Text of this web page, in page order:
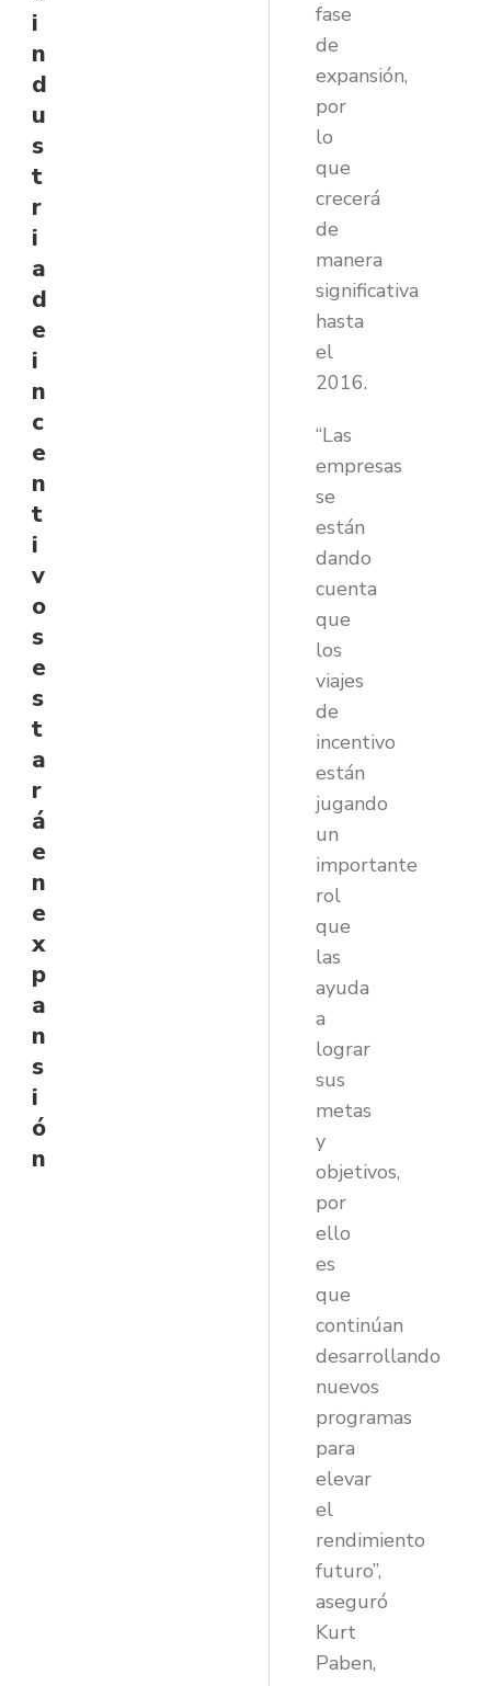
i
n
d
u
s
t
r
i
a
d
e
i
n
c
e
n
t
i
v
o
s
e
s
t
a
r
á
e
n
e
x
p
a
n
s
i
ó
n
fase
de
expansión,
por
lo
que
crecerá
de
manera
significativa
hasta
el
2016.
“Las
empresas
se
están
dando
cuenta
que
los
viajes
de
incentivo
están
jugando
un
importante
rol
que
las
ayuda
a
lograr
sus
metas
y
objetivos,
por
ello
es
que
continúan
desarrollando
nuevos
programas
para
elevar
el
rendimiento
futuro”,
aseguró
Kurt
Paben,